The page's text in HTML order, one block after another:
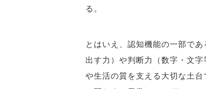
る。
とはいえ、認知機能の一部で
出す力）や判断力（数字・文
や生活の質を支える大切な土